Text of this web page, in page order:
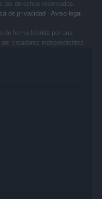
los derechos reservados.
de privacidad - Aviso legal -
de forma híbrida por una
creadores independientes